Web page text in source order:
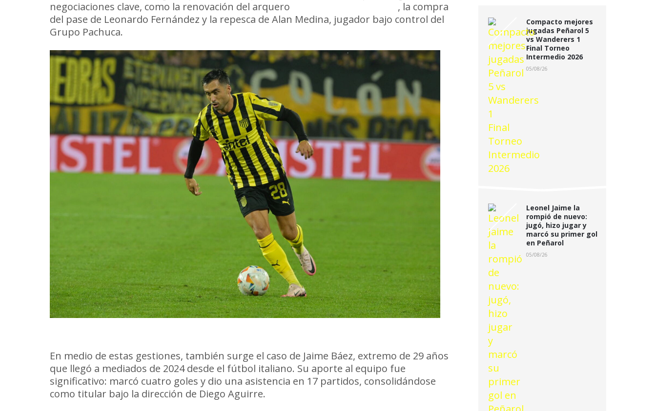
negociaciones clave, como la renovación del arquero
, la compra
del pase de Leonardo Fernández y la repesca de Alan Medina, jugador bajo control del
Grupo Pachuca.
En medio de estas gestiones, también surge el caso de Jaime Báez, extremo de 29 años
que llegó a mediados de 2024 desde el fútbol italiano. Su aporte al equipo fue
significativo: marcó cuatro goles y dio una asistencia en 17 partidos, consolidándose
como titular bajo la dirección de Diego Aguirre.
Compacto mejores
jugadas Peñarol 5
vs Wanderers 1
Final Torneo
Intermedio 2026
05/08/26
Leonel Jaime la
rompió de nuevo:
jugó, hizo jugar y
marcó su primer gol
en Peñarol
05/08/26